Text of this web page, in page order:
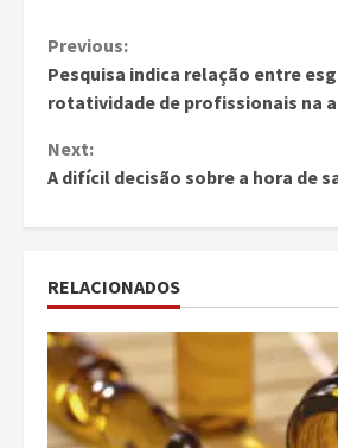
Continue
Reading
Previous:
Pesquisa indica relação entre
rotatividade de profissionais na
Next:
A difícil decisão sobre a hora de
RELACIONADOS